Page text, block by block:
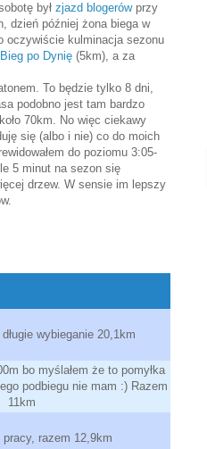
był zjazd blogerówprzy
dzień później żona biega w
oczywiście kulminacja sezonu
Bieg po Dynię (5km), a za
To będzie tylko 8 dni,
podobno jest tam bardzo
70km. No więc ciekawy
się (albo i nie) co do moich
do poziomu 3:05-
5 minut na sezon się
drzew. W sensie im lepszy
wybieganie 20,1km
bo myślałem że to pomyłka
podbiegu nie mam :) Razem
11km
pracy, razem 12,9km